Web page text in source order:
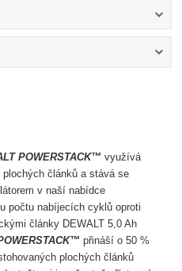
POWERSTACK™ využívá
článků a stává se
v naší nabídce
počtu nabíjecích cyklů oproti
články DEWALT 5,0 Ah
přináší o 50 %
plochých článků